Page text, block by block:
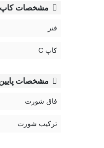
مشخصات کاپ
فنر
کاپ C
مشخصات پایین
فاق شورت
ترکیب شورت